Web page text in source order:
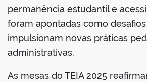
permanência estudantil e
foram apontadas como
impulsionam novas práticas
administrativas.
As mesas do TEIA 2025